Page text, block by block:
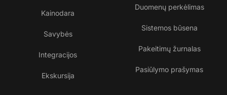
Kainodara
Savybės
Integracijos
Ekskursija
Duomenų perkėlimas
Sistemos būsena
Pakeitimų žurnalas
Pasiūlymo prašymas